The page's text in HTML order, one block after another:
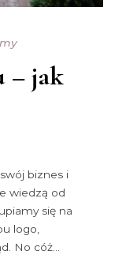
– jak
biznes i
wiedzą od
się na
logo,
No cóż…